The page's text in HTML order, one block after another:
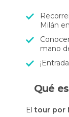
Milán
mano
Qué
Eltour por